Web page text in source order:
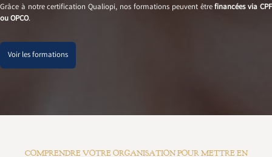
Grâce à notre certification Qualiopi, nos formations peuvent êtrefinancées via CPF
ou OPCO.
Voir les formations
COMPRENDRE VOTRE ORGANISATION POUR METTRE EN